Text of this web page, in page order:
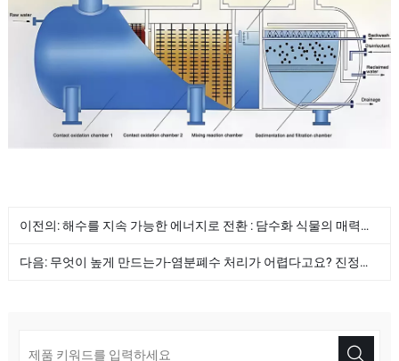
이전의:해수를 지속 가능한 에너지로 전환 : 담수화 식물의 매력은 무엇입니까?
다음: 무엇이 높게 만드는가-염분폐수 처리가 어렵다고요? 진정한 제로 액체 방전을 어떻게 달성할 수 있습니까?